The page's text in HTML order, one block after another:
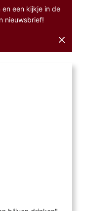
een kijkje in de
nieuwsbrief!